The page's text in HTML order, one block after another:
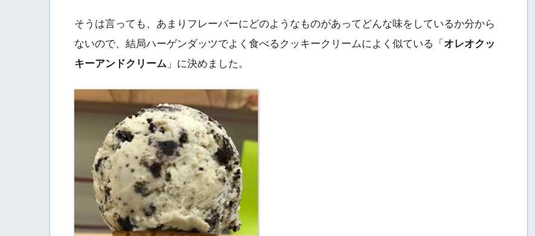
そうは言っても、あまりフレーバーにどのようなものがあってどんな味をしているか分から
ないので、結局ハーゲンダッツでよく食べるクッキークリームによく似ている「 オレオクッ
キーアンドクリーム 」に決めました。